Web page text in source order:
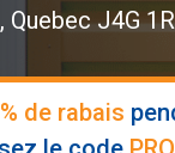
Quebec J4G
de rabais